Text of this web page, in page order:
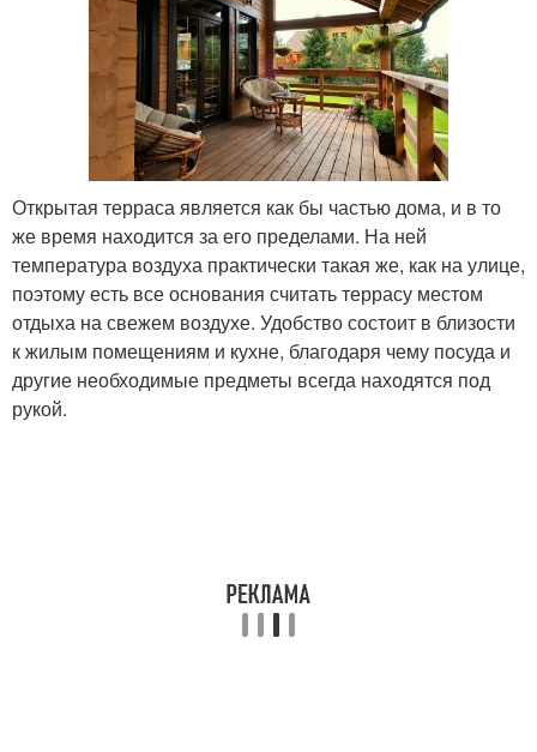
Открытая терраса является как бы частью дома, и в то
же время находится за его пределами. На ней
температура воздуха практически такая же, как на улице,
поэтому есть все основания считать террасу местом
отдыха на свежем воздухе. Удобство состоит в близости
к жилым помещениям и кухне, благодаря чему посуда и
другие необходимые предметы всегда находятся под
рукой.